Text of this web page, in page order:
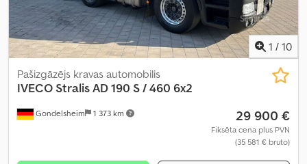
1 / 10
Gondelsheim 1 373 km
Pašizgāzējs kravas automobilis
IVECO Stralis AD 190 S / 460 6x2
29 900 €
Fiksēta cena plus PVN
(35 581 € bruto)